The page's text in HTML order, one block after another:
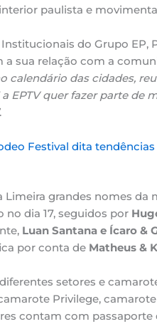
paulista e
do Grupo EP,
sua relação com a
calendário das cidades,
EPTV quer fazer parte de
Festival dita
grandes nomes da
dia 17, seguidos por
Luan Santana e Ícaro &
por conta de Matheus &
setores e
Privilege,
contam com